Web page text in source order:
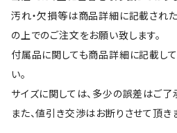
汚れ・欠損等は商品詳細に記載され
の上でのご注文をお願い致します。
付属品に関しても商品詳細に記載し
い。
サイズに関しては、多少の誤差はご了
また、値引き交渉はお断りさせて頂き